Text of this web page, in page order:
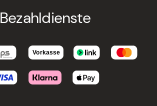
Bezahldienste